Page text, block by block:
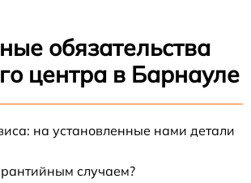
обязательства
центра в Барнауле
на установленные нами детали
случаем?